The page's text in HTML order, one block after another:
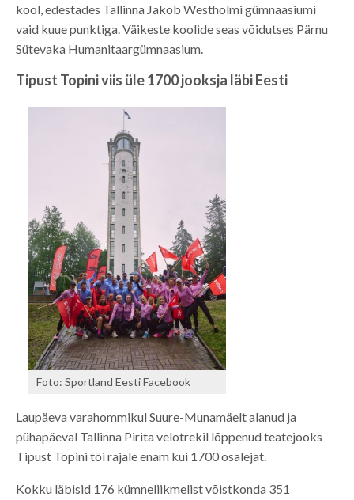
kool, edestades Tallinna Jakob Westholmi gümnaasiumi
vaid kuue punktiga. Väikeste koolide seas võidutses Pärnu
Sütevaka Humanitaargümnaasium.
Tipust Topini viis üle 1700 jooksja läbi Eesti
Foto: Sportland Eesti Facebook
Laupäeva varahommikul Suure-Munamäelt alanud ja
pühapäeval Tallinna Pirita velotrekil lõppenud teatejooks
Tipust Topini tõi rajale enam kui 1700 osalejat.
Kokku läbisid 176 kümneliikmelist võistkonda 351